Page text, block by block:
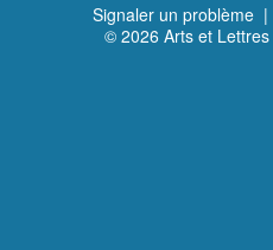
Signaler un problème |
© 2026 Arts et Lettres